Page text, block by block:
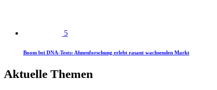
5
Boom bei DNA-Tests: Ahnenforschung erlebt rasant wachsenden Markt
Aktuelle Themen